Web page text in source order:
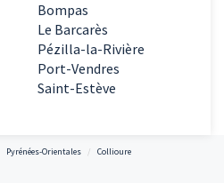
Bompas
Le Barcarès
Pézilla-la-Rivière
Port-Vendres
Saint-Estève
Pyrénées-Orientales
Collioure